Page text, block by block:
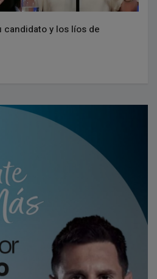
candidato y los líos de